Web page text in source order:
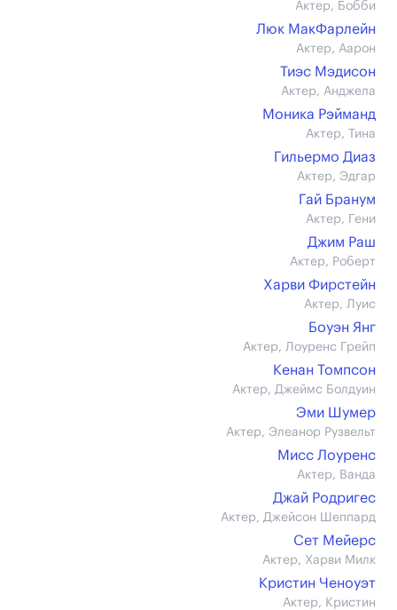
Актер, Бобби
Люк МакФарлейн
Актер, Аарон
Тиэс Мэдисон
Актер, Анджела
Моника Рэйманд
Актер, Тина
Гильермо Диаз
Актер, Эдгар
Гай Бранум
Актер, Гени
Джим Раш
Актер, Роберт
Харви Фирстейн
Актер, Луис
Боуэн Янг
Актер, Лоуренс Грейп
Кенан Томпсон
Актер, Джеймс Болдуин
Эми Шумер
Актер, Элеанор Рузвельт
Мисс Лоуренс
Актер, Ванда
Джай Родригес
Актер, Джейсон Шеппард
Сет Мейерс
Актер, Харви Милк
Кристин Ченоуэт
Актер, Кристин